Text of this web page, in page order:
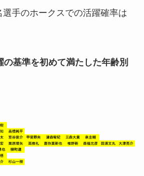
手のホークスでの活躍確率は
の基準を初めて満たした年齢別